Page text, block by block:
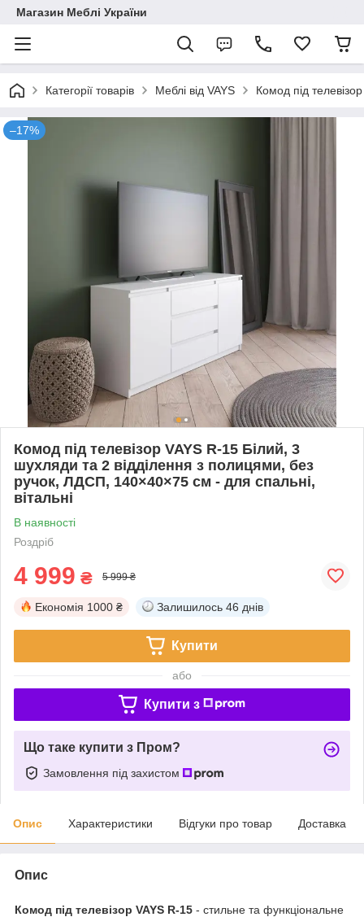
Магазин Меблі України
Категорії товарів Меблі від VAYS Комод під
–17%
Комод під телевізор VAYS R-15 Білий, 3
шухляди та 2 відділення з полицями, без
ручок, ЛДСП, 140×40×75 см - для спальні,
вітальні
В наявності
Роздріб
4 999 ₴ 5 999 ₴
Економія 1000 ₴ Залишилось 46 днів
Купити
або
Купити з
Що таке купити з Пром?
Замовлення під захистом
Опис Характеристики Відгуки про товар Доставка
Опис
Комод під телевізор VAYS R-15 - стильне та функціональне